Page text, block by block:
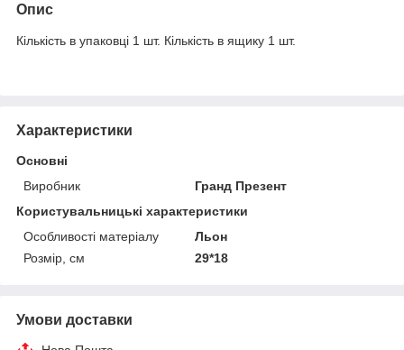
Опис
Кількість в упаковці 1 шт. Кількість в ящику 1 шт.
Характеристики
Основні
Виробник
Гранд Презент
Користувальницькі характеристики
Особливості матеріалу
Льон
Розмір, см
29*18
Умови доставки